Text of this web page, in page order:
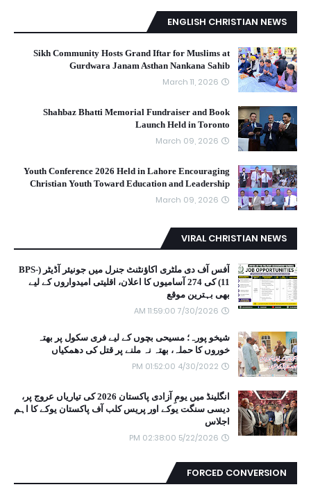
ENGLISH CHRISTIAN NEWS
Sikh Community Hosts Grand Iftar for Muslims at
Gurdwara Janam Asthan Nankana Sahib
March 11, 2026
Shahbaz Bhatti Memorial Fundraiser and Book
Launch Held in Toronto
March 09, 2026
Youth Conference 2026 Held in Lahore Encouraging
Christian Youth Toward Education and Leadership
March 09, 2026
VIRAL CHRISTIAN NEWS
آفس آف دی ملٹری اکاؤنٹنٹ جنرل میں جونیئر آڈیٹر (BPS-
11) کی 274 آسامیوں کا اعلان، اقلیتی امیدواروں کے لیے
بھی بہترین موقع
7/30/2026 11:59:00 AM
شیخو پورہ؛ مسیحی بچوں کے لیے فری سکول پر بھتہ
خوروں کا حملہ، بھتہ نہ ملنے پر قتل کی دھمکیاں
4/30/2022 01:52:00 PM
انگلینڈ میں یومِ آزادی پاکستان 2026 کی تیاریاں عروج پر،
دیسی سنگت یوکے اور پریس کلب آف پاکستان یوکے کا اہم
اجلاس
5/22/2026 02:38:00 PM
FORCED CONVERSION